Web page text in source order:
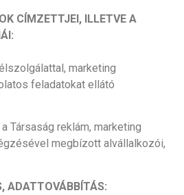
CÍMZETTJEI, ILLETVE A
marketing
feladatokat ellátó
Társaság reklám, marketing
megbízott alvállalkozói,
ADATTOVÁBBÍTÁS: